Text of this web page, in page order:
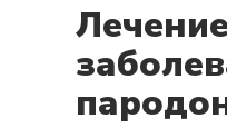
Лечение